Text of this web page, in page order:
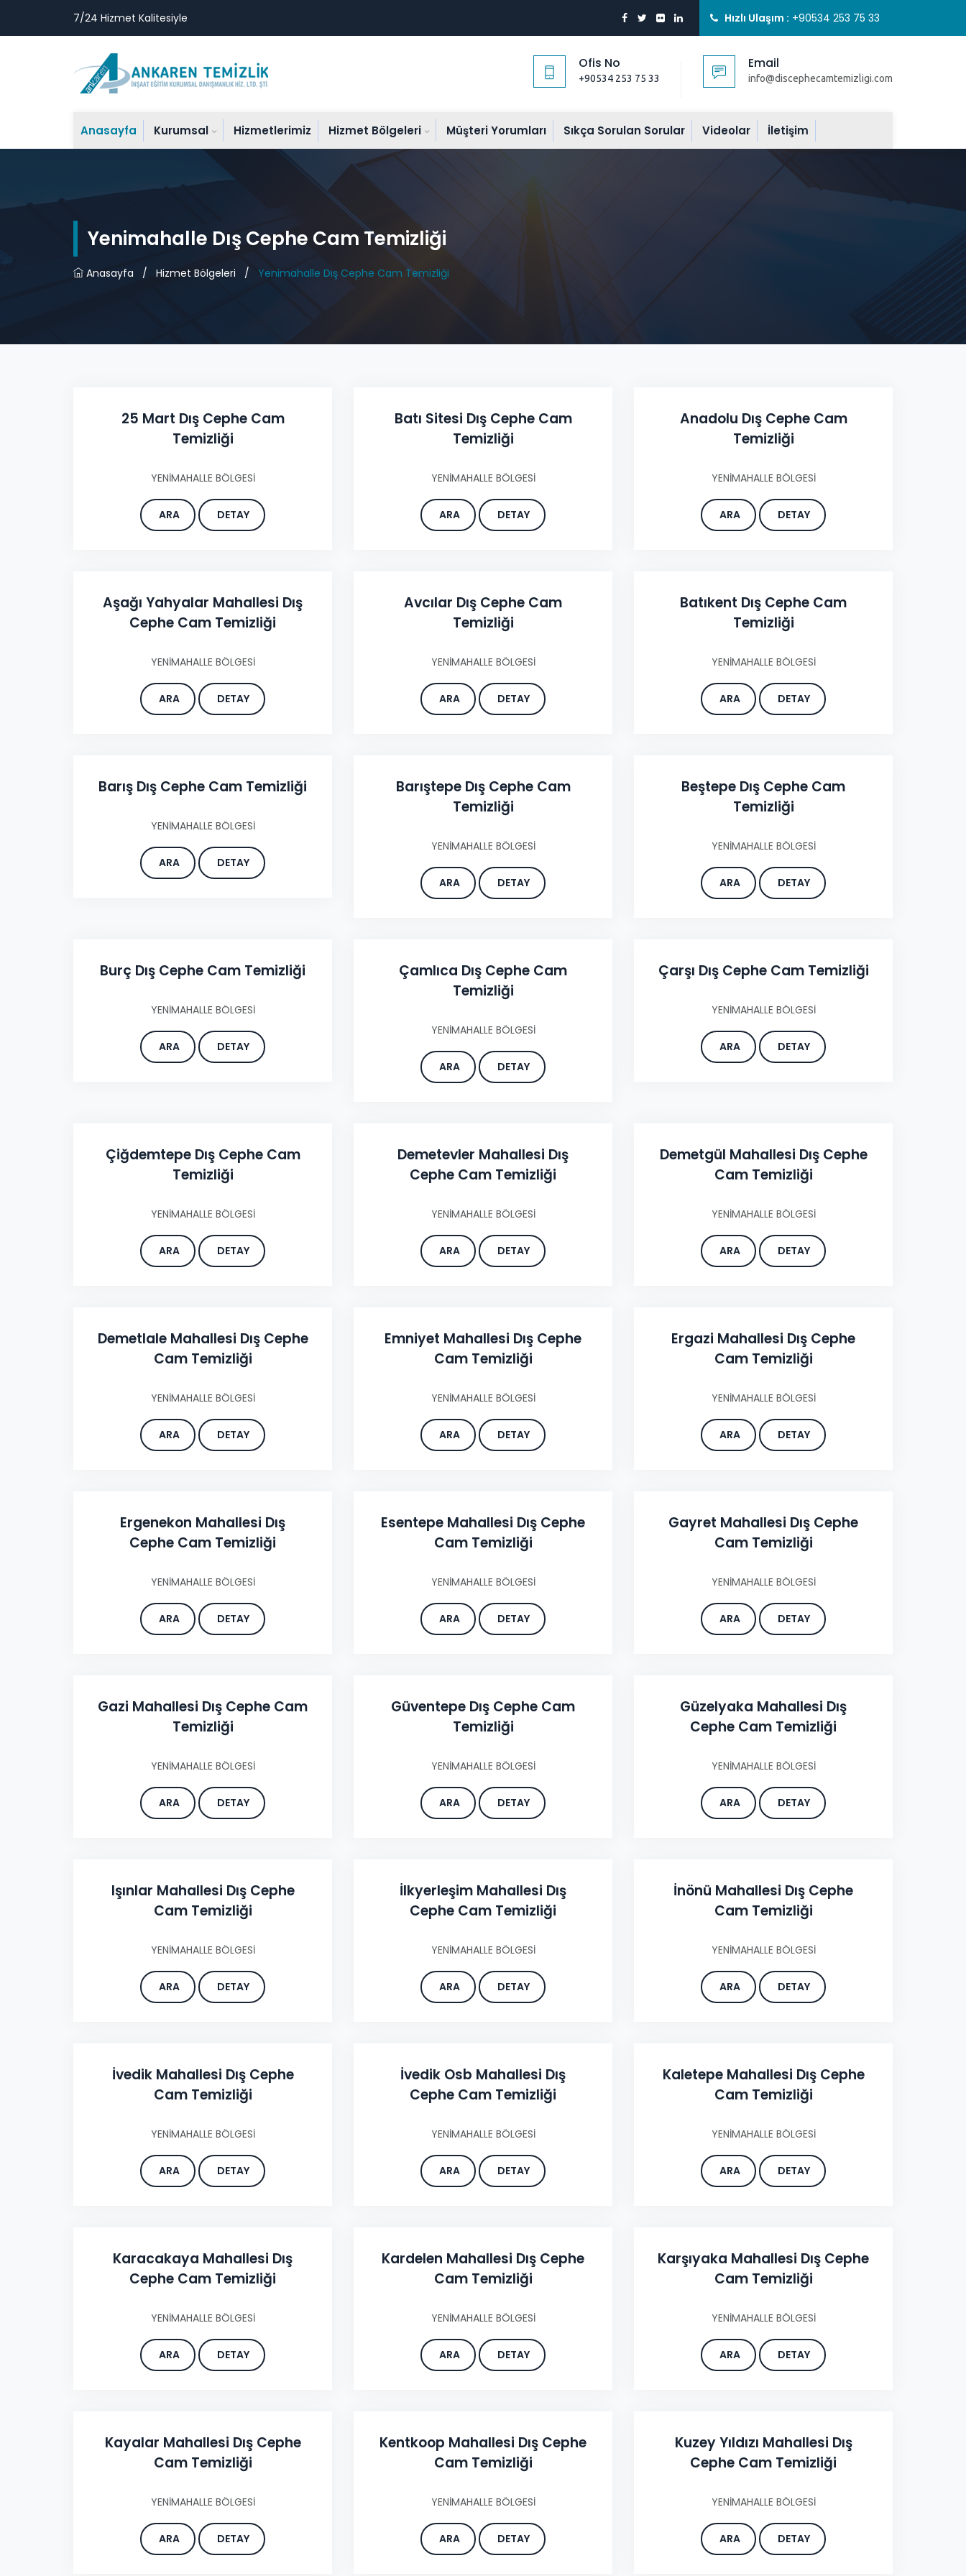
7/24 Hizmet Kalitesiyle Hızlı Ulaşım : +90534 253 75 33
Ofis No
+90534 253 75 33
Email
info@discephecamtemizligi.com
Anasayfa Kurumsal Hizmetlerimiz Hizmet Bölgeleri Müşteri Yorumları Sıkça Sorulan Sorular Videolar İletişim
Yenimahalle Dış Cephe Cam Temizliği
Anasayfa / Hizmet Bölgeleri / Yenimahalle Dış Cephe Cam Temizliği
25 Mart Dış Cephe Cam
Temizliği
YENİMAHALLE BÖLGESİ
ARA DETAY
Batı Sitesi Dış Cephe Cam
Temizliği
YENİMAHALLE BÖLGESİ
ARA DETAY
Anadolu Dış Cephe Cam
Temizliği
YENİMAHALLE BÖLGESİ
ARA DETAY
Aşağı Yahyalar Mahallesi Dış
Cephe Cam Temizliği
YENİMAHALLE BÖLGESİ
ARA DETAY
Avcılar Dış Cephe Cam
Temizliği
YENİMAHALLE BÖLGESİ
ARA DETAY
Batıkent Dış Cephe Cam
Temizliği
YENİMAHALLE BÖLGESİ
ARA DETAY
Barış Dış Cephe Cam Temizliği
YENİMAHALLE BÖLGESİ
ARA DETAY
Barıştepe Dış Cephe Cam
Temizliği
YENİMAHALLE BÖLGESİ
ARA DETAY
Beştepe Dış Cephe Cam
Temizliği
YENİMAHALLE BÖLGESİ
ARA DETAY
Burç Dış Cephe Cam Temizliği
YENİMAHALLE BÖLGESİ
ARA DETAY
Çamlıca Dış Cephe Cam
Temizliği
YENİMAHALLE BÖLGESİ
ARA DETAY
Çarşı Dış Cephe Cam Temizliği
YENİMAHALLE BÖLGESİ
ARA DETAY
Çiğdemtepe Dış Cephe Cam
Temizliği
YENİMAHALLE BÖLGESİ
ARA DETAY
Demetevler Mahallesi Dış
Cephe Cam Temizliği
YENİMAHALLE BÖLGESİ
ARA DETAY
Demetgül Mahallesi Dış Cephe
Cam Temizliği
YENİMAHALLE BÖLGESİ
ARA DETAY
Demetlale Mahallesi Dış Cephe
Cam Temizliği
YENİMAHALLE BÖLGESİ
ARA DETAY
Emniyet Mahallesi Dış Cephe
Cam Temizliği
YENİMAHALLE BÖLGESİ
ARA DETAY
Ergazi Mahallesi Dış Cephe
Cam Temizliği
YENİMAHALLE BÖLGESİ
ARA DETAY
Ergenekon Mahallesi Dış
Cephe Cam Temizliği
YENİMAHALLE BÖLGESİ
ARA DETAY
Esentepe Mahallesi Dış Cephe
Cam Temizliği
YENİMAHALLE BÖLGESİ
ARA DETAY
Gayret Mahallesi Dış Cephe
Cam Temizliği
YENİMAHALLE BÖLGESİ
ARA DETAY
Gazi Mahallesi Dış Cephe Cam
Temizliği
YENİMAHALLE BÖLGESİ
ARA DETAY
Güventepe Dış Cephe Cam
Temizliği
YENİMAHALLE BÖLGESİ
ARA DETAY
Güzelyaka Mahallesi Dış
Cephe Cam Temizliği
YENİMAHALLE BÖLGESİ
ARA DETAY
Işınlar Mahallesi Dış Cephe
Cam Temizliği
YENİMAHALLE BÖLGESİ
ARA DETAY
İlkyerleşim Mahallesi Dış
Cephe Cam Temizliği
YENİMAHALLE BÖLGESİ
ARA DETAY
İnönü Mahallesi Dış Cephe
Cam Temizliği
YENİMAHALLE BÖLGESİ
ARA DETAY
İvedik Mahallesi Dış Cephe
Cam Temizliği
YENİMAHALLE BÖLGESİ
ARA DETAY
İvedik Osb Mahallesi Dış
Cephe Cam Temizliği
YENİMAHALLE BÖLGESİ
ARA DETAY
Kaletepe Mahallesi Dış Cephe
Cam Temizliği
YENİMAHALLE BÖLGESİ
ARA DETAY
Karacakaya Mahallesi Dış
Cephe Cam Temizliği
YENİMAHALLE BÖLGESİ
ARA DETAY
Kardelen Mahallesi Dış Cephe
Cam Temizliği
YENİMAHALLE BÖLGESİ
ARA DETAY
Karşıyaka Mahallesi Dış Cephe
Cam Temizliği
YENİMAHALLE BÖLGESİ
ARA DETAY
Kayalar Mahallesi Dış Cephe
Cam Temizliği
YENİMAHALLE BÖLGESİ
ARA DETAY
Kentkoop Mahallesi Dış Cephe
Cam Temizliği
YENİMAHALLE BÖLGESİ
ARA DETAY
Kuzey Yıldızı Mahallesi Dış
Cephe Cam Temizliği
YENİMAHALLE BÖLGESİ
ARA DETAY